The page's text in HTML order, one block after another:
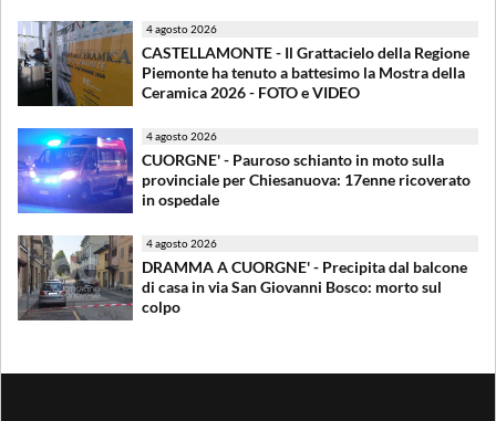
4 agosto 2026
CASTELLAMONTE - Il Grattacielo della Regione
Piemonte ha tenuto a battesimo la Mostra della
Ceramica 2026 - FOTO e VIDEO
4 agosto 2026
CUORGNE' - Pauroso schianto in moto sulla
provinciale per Chiesanuova: 17enne ricoverato
in ospedale
4 agosto 2026
DRAMMA A CUORGNE' - Precipita dal balcone
di casa in via San Giovanni Bosco: morto sul
colpo